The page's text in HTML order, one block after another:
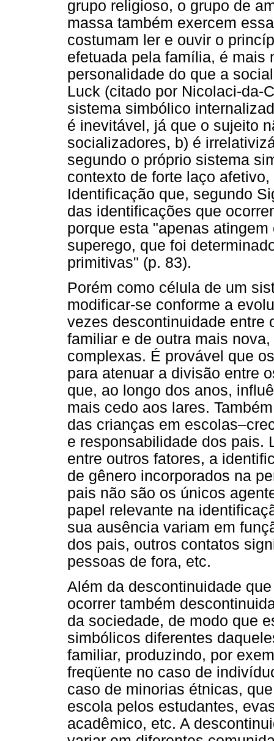
grupo religioso, o grupo de
massa também exercem
costumam ler e ouvir o
efetuada pela família, é mais
personalidade do que a
Luck (citado por Nicolaci-da-
sistema simbólico
é inevitável, já que o sujeito
socializadores, b) é
segundo o próprio sistema
contexto de forte laço
Identificação que, segundo
das identificações que
porque esta "apenas
superego, que foi
primitivas" (p. 83).
Porém como célula de um
modificar-se conforme a
vezes descontinuidade entre
familiar e de outra mais
complexas. É provável que
para atenuar a divisão entre
que, ao longo dos anos,
mais cedo aos lares.
das crianças em
e responsabilidade dos pais.
entre outros fatores, a
de gênero incorporados na
pais não são os únicos
papel relevante na
sua ausência variam em
dos pais, outros contatos
pessoas de fora, etc.
Além da descontinuidade
ocorrer também
da sociedade, de modo que
simbólicos diferentes
familiar, produzindo, por
freqüente no caso de
caso de minorias étnicas,
escola pelos estudantes,
acadêmico, etc. A